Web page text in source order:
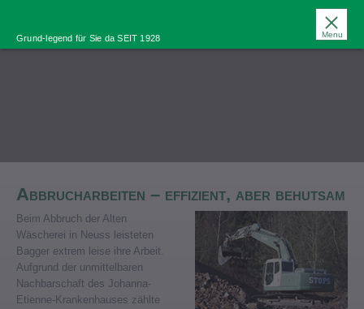
Menu
Grund-legend für Sie da SEIT 1928
Abbrucharbeiten – effizient, aber behutsam
Beim Abbruch der Alten
Wäscherei in Neuss leisteten
Bagger extrem leise ihre Arbeit.
Aufgrund der unmittelbaren
Nachbarschaft des Johanna-
Etienne-Krankenhauses zählte